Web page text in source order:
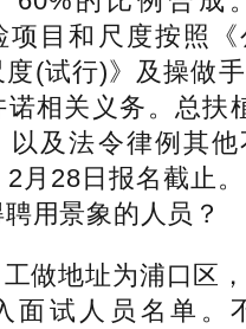
项目和尺度按照
(试行)》及操做
诺相关义务。总扶
以及法令律例其他
月28日报名截止
用景象的人员？
地址为浦口区，
面试人员名单。